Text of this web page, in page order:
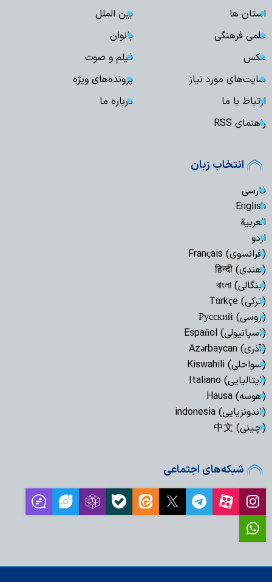
استان ها
بین الملل
علمی فرهنگی
بانوان
عکس
فیلم و صوت
سایت‌های مورد نیاز
پرونده‌های ویژه
ارتباط با ما
درباره ما
راهنمای RSS
انتخاب زبان
فارسی
English
العربیة
اردو
(فرانسوی) Français
(هندی) हिन्दी
(بنگالی) বাংলা
(ترکی) Türkçe
(روسی) Русский
(اسپانیولی) Español
(آذری) Azərbaycan
(سواحلی) Kiswahili
(ایتالیایی) Italiano
(هوسه) Hausa
(اندونزیایی) indonesia
(چینی) 中文
شبکه‌های اجتماعی